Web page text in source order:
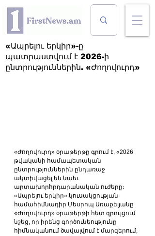
«Ապրելու երկիր»-ը
պատրաստվում է 2026-ի
ընտրություններին. «Ժողովուրդ»
«Ժողովուրդ» օրաթերթը գրում է. «2026
թվականի համապետական
ընտրություններին ընդառաջ
ակտիվացել են նաեւ
արտախորհրդարանական ուժերը։
«Ապրելու երկիր» կուսակցության
համահիմնադիր Մեսրոպ Առաքելյանը
«Ժողովուրդ» օրաթերթի հետ զրույցում
նշեց, որ իրենց գործունեությունը
հիմնականում ծավալվում է մարզերում,